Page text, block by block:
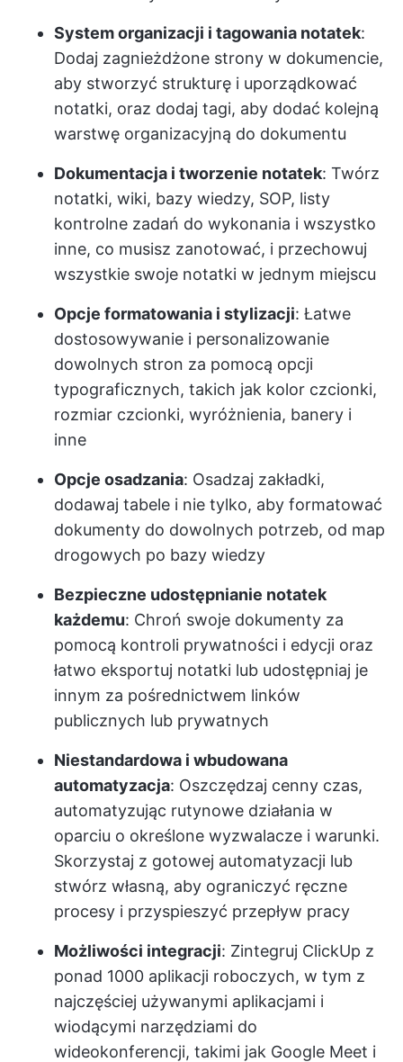
System organizacji i tagowania notatek:
Dodaj zagnieżdżone strony w dokumencie,
aby stworzyć strukturę i uporządkować
notatki, oraz dodaj tagi, aby dodać kolejną
warstwę organizacyjną do dokumentu
Dokumentacja i tworzenie notatek: Twórz
notatki, wiki, bazy wiedzy, SOP, listy
kontrolne zadań do wykonania i wszystko
inne, co musisz zanotować, i przechowuj
wszystkie swoje notatki w jednym miejscu
Opcje formatowania i stylizacji: Łatwe
dostosowywanie i personalizowanie
dowolnych stron za pomocą opcji
typograficznych, takich jak kolor czcionki,
rozmiar czcionki, wyróżnienia, banery i
inne
Opcje osadzania: Osadzaj zakładki,
dodawaj tabele i nie tylko, aby formatować
dokumenty do dowolnych potrzeb, od map
drogowych po bazy wiedzy
Bezpieczne udostępnianie notatek
każdemu: Chroń swoje dokumenty za
pomocą kontroli prywatności i edycji oraz
łatwo eksportuj notatki lub udostępniaj je
innym za pośrednictwem linków
publicznych lub prywatnych
Niestandardowa i wbudowana
automatyzacja: Oszczędzaj cenny czas,
automatyzując rutynowe działania w
oparciu o określone wyzwalacze i warunki.
Skorzystaj z gotowej automatyzacji lub
stwórz własną, aby ograniczyć ręczne
procesy i przyspieszyć przepływ pracy
Możliwości integracji: Zintegruj ClickUp z
ponad 1000 aplikacji roboczych, w tym z
najczęściej używanymi aplikacjami i
wiodącymi narzędziami do
wideokonferencji, takimi jak Google Meet i